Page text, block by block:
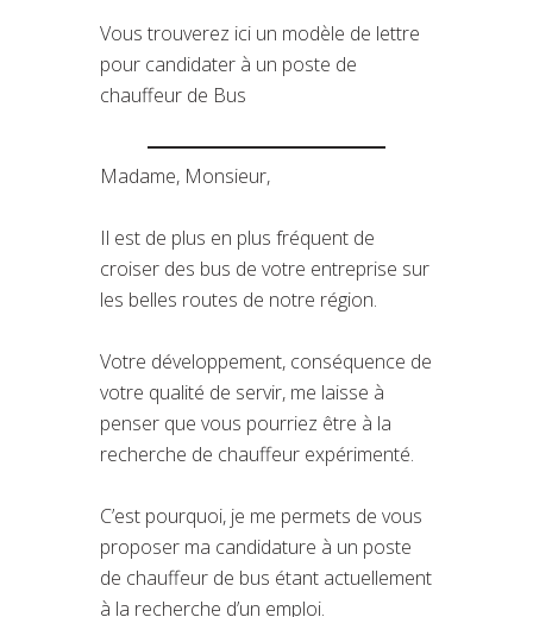
Vous trouverez ici un modèle de lettre
pour candidater à un poste de
chauffeur de Bus
Madame, Monsieur,
Il est de plus en plus fréquent de
croiser des bus de votre entreprise sur
les belles routes de notre région.
Votre développement, conséquence de
votre qualité de servir, me laisse à
penser que vous pourriez être à la
recherche de chauffeur expérimenté.
C’est pourquoi, je me permets de vous
proposer ma candidature à un poste
de chauffeur de bus étant actuellement
à la recherche d’un emploi.